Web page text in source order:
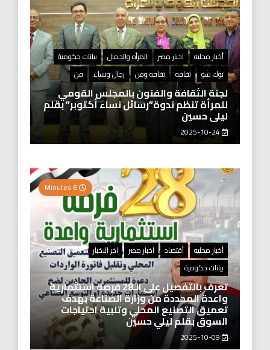
أخبار محليه اخبار مصر المرأه والجمال
بيانات حكومية
توك شو
ثقافه ثقافه وفن رجال ونساء فن
لجنة الثقافة والفنون بالمجلس القومي
للمرأة تنظم ندوة”رسائل نساء أكتوبر” بقلم
ليلى حسين
أخبار محليه أقتصاد اخبار مصر
اخر الاخبار
بيانات حكومية
تعرف بالتفصيل على الـ28 فرصة استثمارية
واعدة المحددة من وزارة الصناعة بهدف
تعميق التصنيع المحلي وتلبية احتياجات
السوق بقلم ليلي حسين